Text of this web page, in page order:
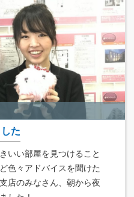
た
いい部屋を見つけること
色々アドバイスを聞けた
店のみなさん、朝から夜